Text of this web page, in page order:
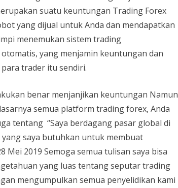
suatu keuntungan Trading Forex
yang dijual untuk Anda dan mendapatkan
menemukan sistem trading
yang menjamin keuntungan dan
trader itu sendiri.
benar menjanjikan keuntungan Namun
semua platform trading forex, Anda
tentang “Saya berdagang pasar global di
yang saya butuhkan untuk membuat
2019 Semoga semua tulisan saya bisa
yang luas tentang seputar trading
mengumpulkan semua penyelidikan kami